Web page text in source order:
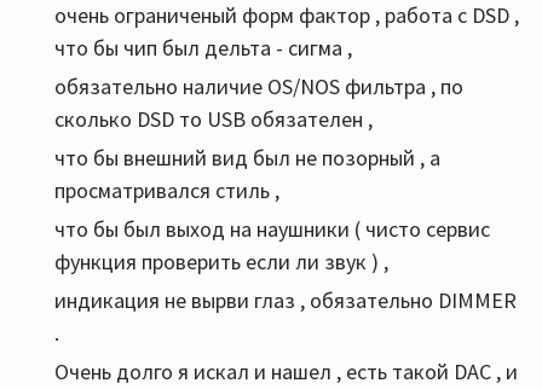
очень ограниченый форм фактор , работа с DSD ,
что бы чип был дельта - сигма ,
обязательно наличие OS/NOS фильтра , по
сколько DSD то USB обязателен ,
что бы внешний вид был не позорный , а
просматривался стиль ,
что бы был выход на наушники ( чисто сервис
функция проверить если ли звук ) ,
индикация не вырви глаз , обязательно DIMMER
.
Очень долго я искал и нашел , есть такой DAC , и